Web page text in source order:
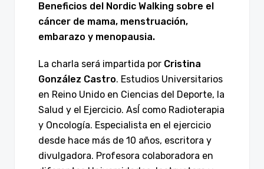
Beneficios del Nordic Walking sobre el
cáncer de mama, menstruación,
embarazo y menopausia.
La charla será impartida por Cristina
González Castro. Estudios Universitarios
en Reino Unido en Ciencias del Deporte, la
Salud y el Ejercicio. AsÍ como Radioterapia
y Oncología. Especialista en el ejercicio
desde hace más de 10 años, escritora y
divulgadora. Profesora colaboradora en